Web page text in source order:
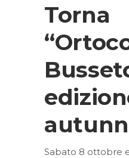
Torna
Sabato 8 ottobre